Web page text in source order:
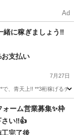
Ad
緒に稼ぎましょう‼︎
支払い
7月27日
で、青天上!! **3桁稼げるチ
ーム営業募集✨枠
い‼︎👍
完了後